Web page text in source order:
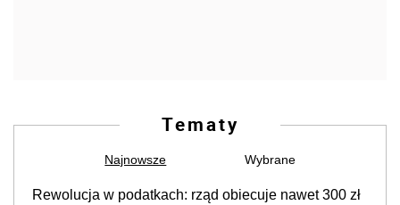
Tematy
Najnowsze Wybrane
Rewolucja w podatkach: rząd obiecuje nawet 300 zł